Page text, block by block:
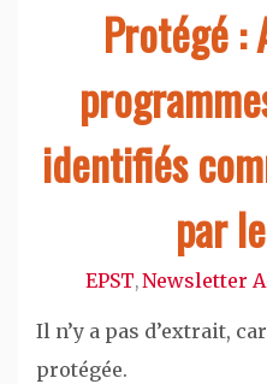
Protégé :
identifiés
par
EPST,Newsletter
Il n’y a pas d’extrait,
protégée.